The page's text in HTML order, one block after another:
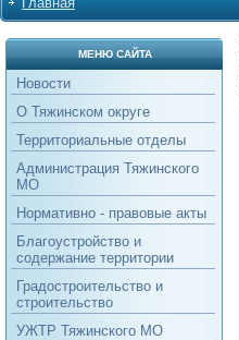
МЕНЮ САЙТА
Новости
О Тяжинском округе
Территориальные отделы
Администрация Тяжинского
МО
Нормативно - правовые акты
Благоустройство и
содержание территории
Градостроительство и
строительство
УЖТР Тяжинского МО